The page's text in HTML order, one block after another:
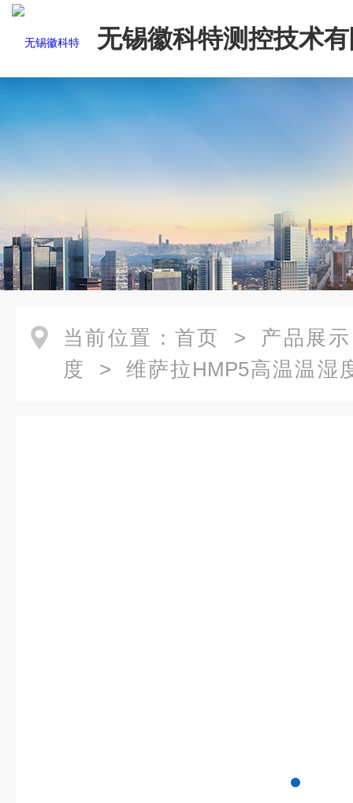
无锡徽科特测控技术
当前位置： 首页 > 产品展示
度 > 维萨拉HMP5高温温湿